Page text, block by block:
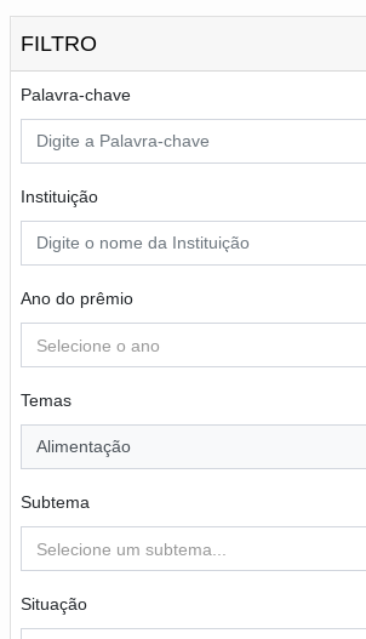
FILTRO
Palavra-chave
Instituição
Ano do prêmio
Selecione o ano
Temas
Alimentação
Subtema
Selecione um subtema...
Situação